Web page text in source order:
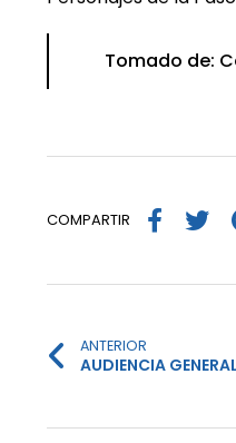
Tomado de:
COMPARTIR
ANTERIOR
AUDIENCIA